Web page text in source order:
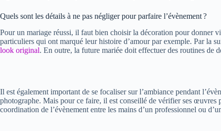
Quels sont les détails à ne pas négliger pour parfaire l’évènement ?
Pour un mariage réussi, il faut bien choisir la décoration pour donner
particuliers qui ont marqué leur histoire d’amour par exemple. Par la
look original. En outre, la future mariée doit effectuer des routines de
Il est également important de se focaliser sur l’ambiance pendant
photographe. Mais pour ce faire, il est conseillé de vérifier ses œuvres
coordination de l’évènement entre les mains d’un professionnel ou